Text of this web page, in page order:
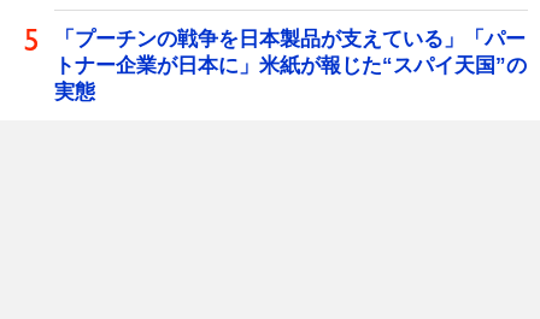
「プーチンの戦争を日本製品が支えている」「パー
トナー企業が日本に」米紙が報じた“スパイ天国”の
実態